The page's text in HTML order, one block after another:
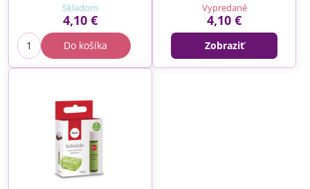
Skladom
4,10 €
Do košíka
Vypredané
4,10 €
Zobraziť